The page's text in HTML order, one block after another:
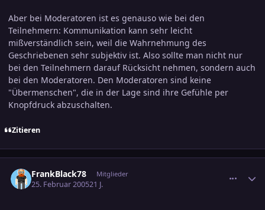
Aber bei Moderatoren ist es genauso wie bei den
Teilnehmern: Kommunikation kann sehr leicht
mißverständlich sein, weil die Wahrnehmung des
Geschriebenen sehr subjektiv ist. Also sollte man nicht nur
bei den Teilnehmern darauf Rücksicht nehmen, sondern auch
bei den Moderatoren. Den Moderatoren sind keine
"Übermenschen", die in der Lage sind ihre Gefühle per
Knopfdruck abzuschalten.
Zitieren
FrankBlack78 Mitglieder
25. Februar 200521 J.